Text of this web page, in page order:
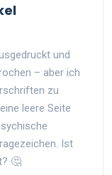
und
– aber ich
zu
leere Seite
Ist
🤔